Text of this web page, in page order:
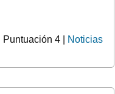
| Puntuación 4 |
Noticias